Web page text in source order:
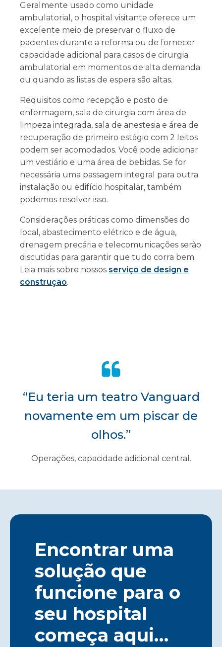
Geralmente usado como unidade
ambulatorial, o hospital visitante oferece um
excelente meio de preservar o fluxo de
pacientes durante a reforma ou de fornecer
capacidade adicional para casos de cirurgia
ambulatorial em momentos de alta demanda
ou quando as listas de espera são altas.
Requisitos como recepção e posto de
enfermagem, sala de cirurgia com área de
limpeza integrada, sala de anestesia e área de
recuperação de primeiro estágio com 2 leitos
podem ser acomodados. Você pode adicionar
um vestiário e uma área de bebidas. Se for
necessária uma passagem integral para outra
instalação ou edifício hospitalar, também
podemos resolver isso.
Considerações práticas como dimensões do
local, abastecimento elétrico e de água,
drenagem precária e telecomunicações serão
discutidas para garantir que tudo corra bem.
Leia mais sobre nossos serviço de design e
construção.
“Eu teria um teatro Vanguard
novamente em um piscar de
olhos.”
Operações, capacidade adicional central.
Encontrar uma
solução que
funcione para o
seu hospital
começa aqui…